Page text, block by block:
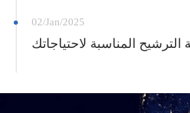
02/Jan/2025
الترشيح المناسبة لاحتياجاتك